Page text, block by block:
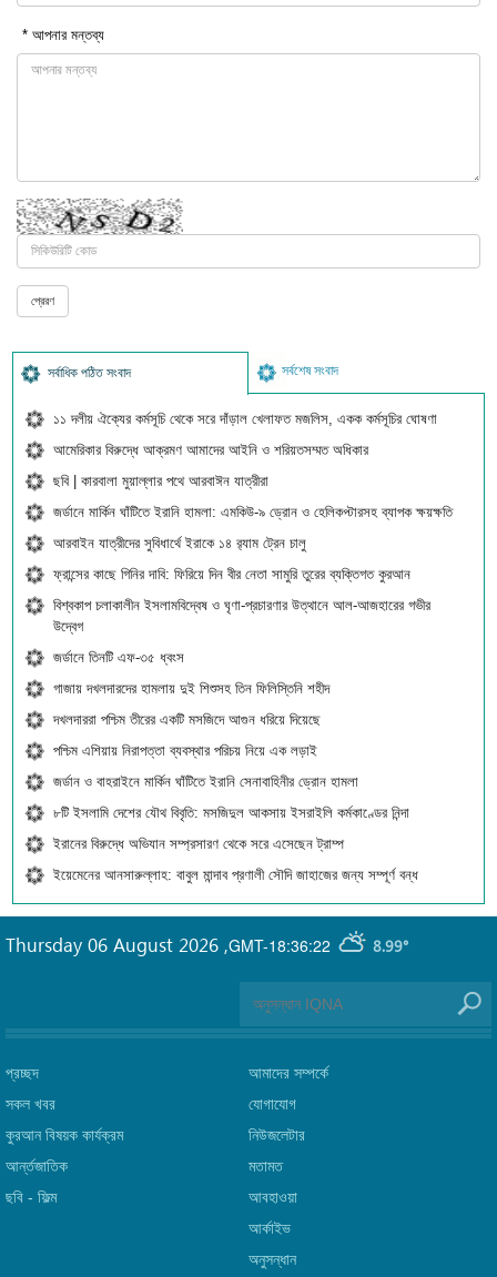
* আপনার মন্তব্য
সর্বাধিক পঠিত সংবাদ সর্বশেষ সংবাদ
১১ দলীয় ঐক্যের কর্মসূচি থেকে সরে দাঁড়াল খেলাফত মজলিস, একক কর্মসূচির ঘোষণা
আমেরিকার বিরুদ্ধে আক্রমণ আমাদের আইনি ও শরিয়তসম্মত অধিকার
ছবি | কারবালা মুয়াল্লার পথে আরবাঈন যাত্রীরা
জর্ডানে মার্কিন ঘাঁটিতে ইরানি হামলা: এমকিউ-৯ ড্রোন ও হেলিকপ্টারসহ ব্যাপক ক্ষয়ক্ষতি
আরবাইন যাত্রীদের সুবিধার্থে ইরাকে ১৪ র‍্যাম ট্রেন চালু
ফ্রান্সের কাছে গিনির দাবি: ফিরিয়ে দিন বীর নেতা সামুরি তুরের ব্যক্তিগত কুরআন
বিশ্বকাপ চলাকালীন ইসলামবিদ্বেষ ও ঘৃণা-প্রচারণার উত্থানে আল-আজহারের গভীর
উদ্বেগ
জর্ডানে তিনটি এফ-৩৫ ধ্বংস
গাজায় দখলদারদের হামলায় দুই শিশুসহ তিন ফিলিস্তিনি শহীদ
দখলদাররা পশ্চিম তীরের একটি মসজিদে আগুন ধরিয়ে দিয়েছে
পশ্চিম এশিয়ায় নিরাপত্তা ব্যবস্থার পরিচয় নিয়ে এক লড়াই
জর্ডান ও বাহরাইনে মার্কিন ঘাঁটিতে ইরানি সেনাবাহিনীর ড্রোন হামলা
৮টি ইসলামি দেশের যৌথ বিবৃতি: মসজিদুল আকসায় ইসরাইলি কর্মকাণ্ডের নিন্দা
ইরানের বিরুদ্ধে অভিযান সম্প্রসারণ থেকে সরে এসেছেন ট্রাম্প
ইয়েমেনের আনসারুল্লাহ: বাবুল মান্দাব প্রণালী সৌদি জাহাজের জন্য সম্পূর্ণ বন্ধ
GMT-18:36:22 8.99°
Thursday 06 August 2026 ,
প্রচ্ছদ
সকল খবর
কুরআন বিষয়ক কার্যক্রম
আর্ন্তজাতিক
ছবি‎ - ফিল্ম
আমাদের সম্পর্কে
যোগাযোগ
নিউজলেটার
মতামত
আবহাওয়া
আর্কাইভ
অনুসন্ধান